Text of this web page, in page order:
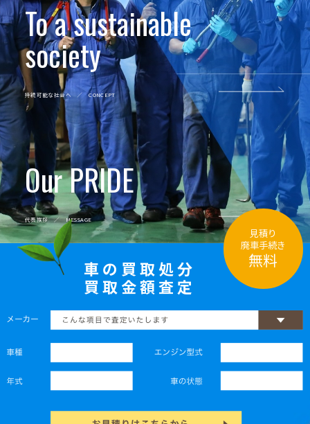
To a sustainable
society
持続可能な社会へ ／ CONCEPT
Our PRIDE
代表挨拶 ／ MESSAGE
見積り
廃車手続き
無料
車の買取処分
買取金額査定